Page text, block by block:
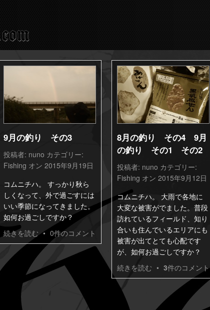
9月の釣り その3
投稿者: nuno カテゴリー:
Fishing オン 2015年9月19日
コムニチハ。 すっかり秋ら
しくなって、外で過ごすには
いい季節になってきました。
如何お過ごしですか？
続きを読む • 0件のコメント
8月の釣り その4 9月
の釣り その1 その2
投稿者: nuno カテゴリー:
Fishing オン 2015年9月12日
コムニチハ。 大雨で各地に
大変な被害がでました。普段
訪れているフィールド、知り
合いも住んでいるエリアにも
被害が出てとても心配です
が、如何お過ごしですか？
続きを読む • 3件のコメント